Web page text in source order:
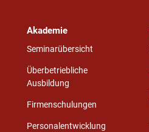
Akademie
Seminarübersicht
Überbetriebliche
Ausbildung
Firmenschulungen
Personalentwicklung